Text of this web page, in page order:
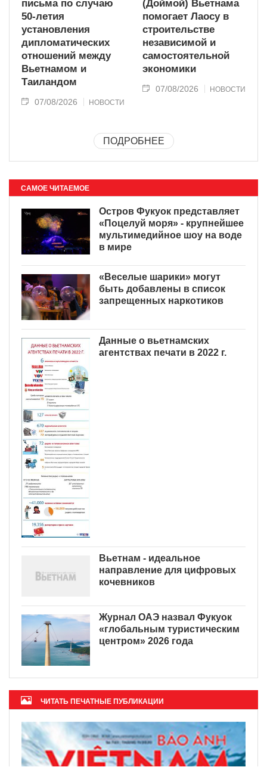
письма по случаю
50-летия
установления
дипломатических
отношений между
Вьетнамом и
Таиландом
07/08/2026 НОВОСТИ
(Доймой) Вьетнама
помогает Лаосу в
строительстве
независимой и
самостоятельной
экономики
07/08/2026 НОВОСТИ
ПОДРОБНЕЕ
САМОЕ ЧИТАЕМОЕ
Остров Фукуок представляет
«Поцелуй моря» - крупнейшее
мультимедийное шоу на воде
в мире
«Веселые шарики» могут
быть добавлены в список
запрещенных наркотиков
Данные о вьетнамских
агентствах печати в 2022 г.
Вьетнам - идеальное
направление для цифровых
кочевников
Журнал ОАЭ назвал Фукуок
«глобальным туристическим
центром» 2026 года
ЧИТАТЬ ПЕЧАТНЫЕ ПУБЛИКАЦИИ